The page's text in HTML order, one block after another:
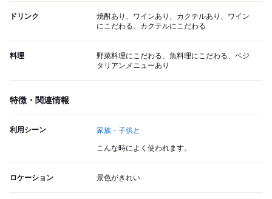
ドリンク
焼酎あり、ワインあり、カクテルあり、ワイン
にこだわる、カクテルにこだわる
料理
野菜料理にこだわる、魚料理にこだわる、ベジ
タリアンメニューあり
特徴・関連情報
利用シーン 家族・子供と
こんな時によく使われます。
ロケーション 景色がきれい